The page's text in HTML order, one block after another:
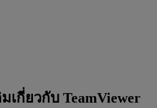
เกี่ยวกับ TeamViewer